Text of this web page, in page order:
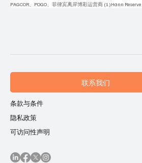
PAGCOR、POGO、菲律宾离岸博彩运营商 (1)1 篇文章
Hann Reserve
联系我们
条款与条件
隐私政策
可访问性声明